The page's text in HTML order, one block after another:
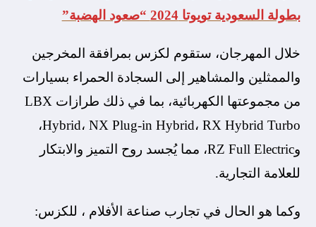
بطولة السعودية تويوتا 2024 “صعود الهضبة”
خلال المهرجان، ستقوم لكزس بمرافقة المخرجين
والممثلين والمشاهير إلى السجادة الحمراء بسيارات
من مجموعتها الكهربائية، بما في ذلك طرازات LBX
Hybrid، NX Plug-in Hybrid، RX Hybrid Turbo،
وRZ Full Electric، مما يُجسد روح التميز والابتكار
للعلامة التجارية.
وكما هو الحال في تجارب صناعة الأفلام ، للكزس: